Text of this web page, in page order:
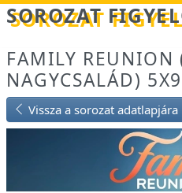
Betöltés...
SOROZAT
FAMILY REUNION
NAGYCSALÁD) 5X9
Vissza a sorozat adatlapjára